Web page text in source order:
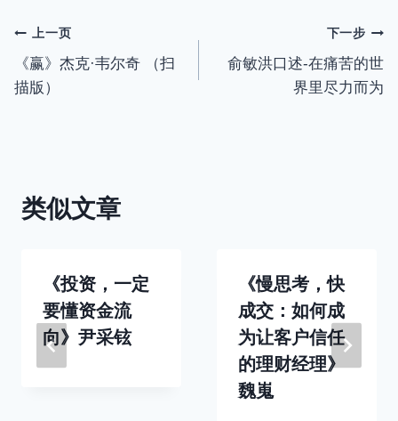
文
章
上一页
《赢》杰克·韦尔奇 （扫
描版）
下一步
俞敏洪口述-在痛苦的世
界里尽力而为
类似文章
《投资，一定
要懂资金流
向》尹采铉
《慢思考，快
成交：如何成
为让客户信任
的理财经理》
魏嵬